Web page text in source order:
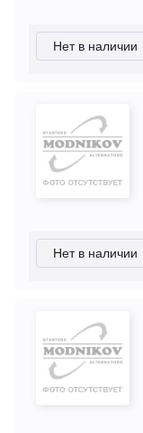
Нет в наличии
Нет в наличии